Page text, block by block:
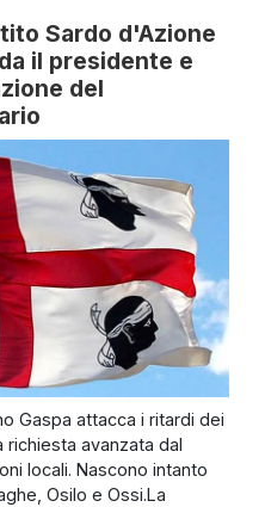
Sardo d'Azione
il presidente e
del
Gaspa attacca i ritardi dei
richiesta avanzata dal
locali. Nascono intanto
Osilo e Ossi.La